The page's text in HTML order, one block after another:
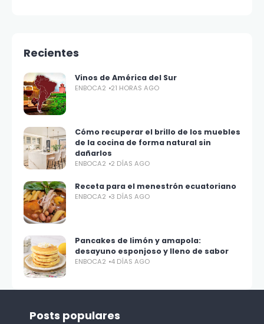
Recientes
Vinos de América del Sur
ENBOCA2 21 HORAS AGO
Cómo recuperar el brillo de los muebles
de la cocina de forma natural sin
dañarlos
ENBOCA2 2 DÍAS AGO
Receta para el menestrón ecuatoriano
ENBOCA2 3 DÍAS AGO
Pancakes de limón y amapola:
desayuno esponjoso y lleno de sabor
ENBOCA2 4 DÍAS AGO
Posts populares